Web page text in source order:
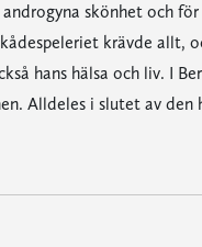
skönhet och
krävde allt,
hans hälsa och liv. I
Alldeles i slutet av